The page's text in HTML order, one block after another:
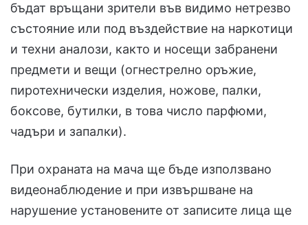
бъдат връщани зрители във видимо нетрезво
състояние или под въздействие на наркотици
и техни аналози, както и носещи забранени
предмети и вещи (огнестрелно оръжие,
пиротехнически изделия, ножове, палки,
боксове, бутилки, в това число парфюми,
чадъри и запалки).
При охраната на мача ще бъде използвано
видеонаблюдение и при извършване на
нарушение установените от записите лица ще